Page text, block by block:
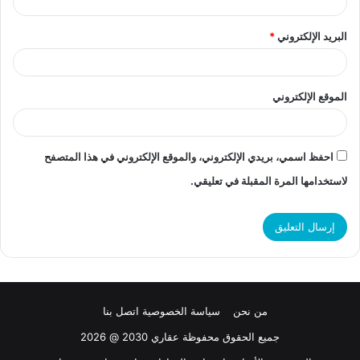
البريد الإلكتروني*
الموقع الإلكتروني
احفظ اسمي، بريدي الإلكتروني، والموقع الإلكتروني في هذا المتصفح
لاستخدامها المرة المقبلة في تعليقي.
من نحن سياسة الخصوصية اتصل بنا
جميع الحقوق محفوظة عقاري 2030 @ 2026